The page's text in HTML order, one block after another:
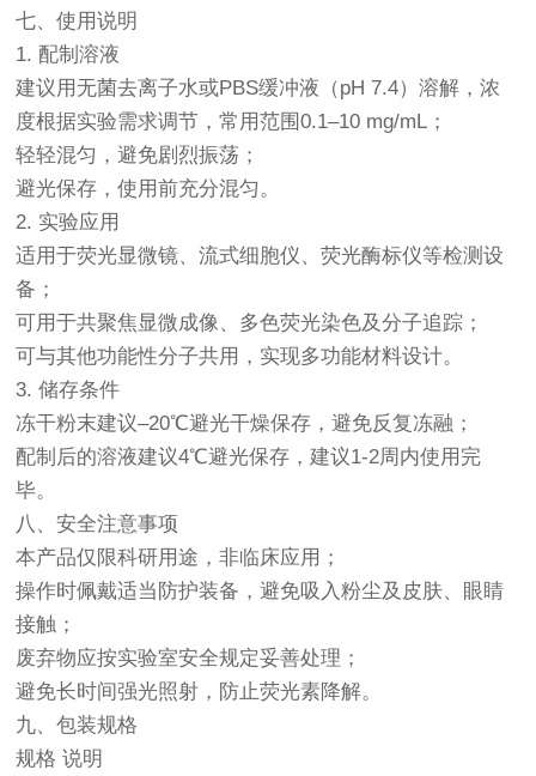
七、使用说明
1. 配制溶液
建议用无菌去离子水或PBS缓冲液（pH 7.4）溶解，浓
度根据实验需求调节，常用范围0.1–10 mg/mL；
轻轻混匀，避免剧烈振荡；
避光保存，使用前充分混匀。
2. 实验应用
适用于荧光显微镜、流式细胞仪、荧光酶标仪等检测设
备；
可用于共聚焦显微成像、多色荧光染色及分子追踪；
可与其他功能性分子共用，实现多功能材料设计。
3. 储存条件
冻干粉末建议–20℃避光干燥保存，避免反复冻融；
配制后的溶液建议4℃避光保存，建议1-2周内使用完
毕。
八、安全注意事项
本产品仅限科研用途，非临床应用；
操作时佩戴适当防护装备，避免吸入粉尘及皮肤、眼睛
接触；
废弃物应按实验室安全规定妥善处理；
避免长时间强光照射，防止荧光素降解。
九、包装规格
规格 说明